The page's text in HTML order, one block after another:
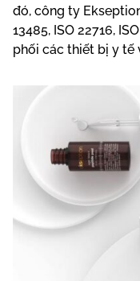
đó, công ty
13485, ISO 22716,
phối các thiết bị y tế